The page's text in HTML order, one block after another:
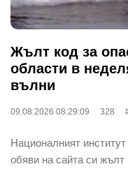
Жълт код за
области в
вълни
09.08.2026 08:29:09 328
Националният
обяви на сайта си